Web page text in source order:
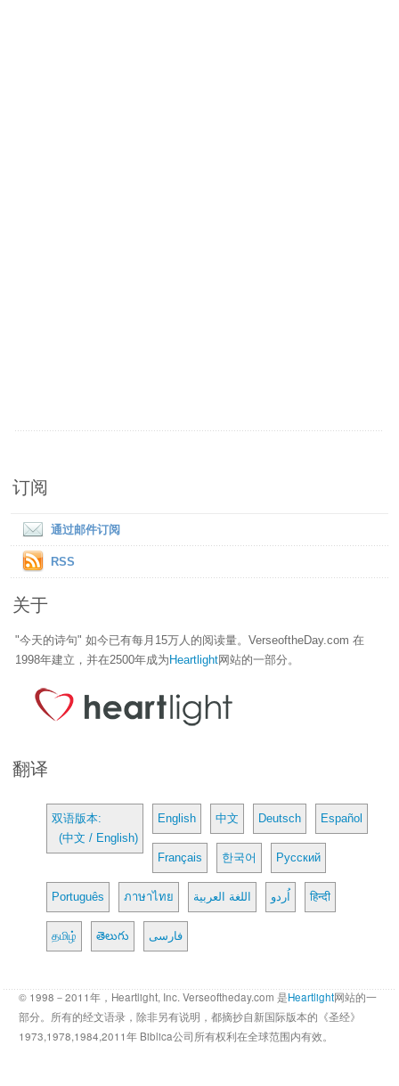
订阅
通过邮件订阅
RSS
关于
"今天的诗句" 如今已有每月15万人的阅读量。VerseoftheDay.com 在
1998年建立，并在2500年成为 Heartlight网站的一部分。
翻译
双语版本:
(中文 / English)
English 中文 Deutsch Español
Français 한국어 Русский
Português ภาษาไทย اللغة العربية اُردو हिन्दी
தமிழ் తెలుగు فارسی
© 1998－2011年，Heartlight, Inc. Verseoftheday.com 是Heartlight网站的一
部分。所有的经文语录，除非另有说明，都摘抄自新国际版本的《圣经》
1973,1978,1984,2011年 Biblica公司所有权利在全球范围内有效。